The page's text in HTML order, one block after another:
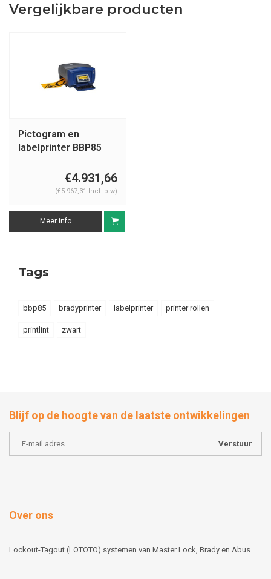
Vergelijkbare producten
Pictogram en
labelprinter BBP85
€4.931,66
(€5.967,31 Incl. btw)
Meer info
Tags
bbp85 bradyprinter labelprinter printer rollen
printlint zwart
Blijf op de hoogte van de laatste ontwikkelingen
Verstuur
Over ons
Lockout-Tagout (LOTOTO) systemen van Master Lock, Brady en Abus